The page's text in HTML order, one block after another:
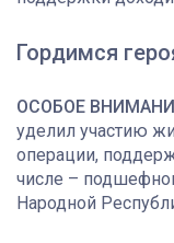
Гордимся
ОСОБОЕ
уделил участию
операции,
числе –
Народной